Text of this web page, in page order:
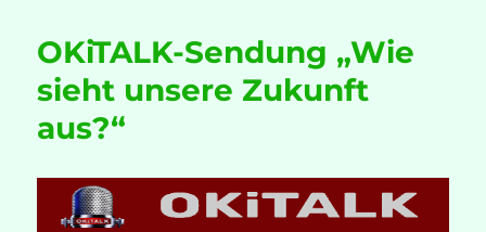
Paradigmenwechsel,
in
OKiTALK-Sendung „Wie
sieht unsere Zukunft
aus?“